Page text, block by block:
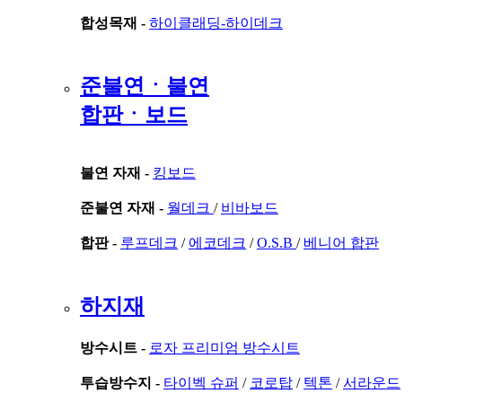
합성목재 - 하이클래딩-하이데크
준불연ㆍ불연
합판ㆍ보드
불연 자재 - 킹보드
준불연 자재 - 월데크 / 비바보드
합판 - 루프데크 / 에코데크 /O.S.B / 베니어 합판
하지재
방수시트 - 로자 프리미엄 방수시트
투습방수지 - 타이벡 슈퍼 / 코로탑 / 텍톤 /서라운드